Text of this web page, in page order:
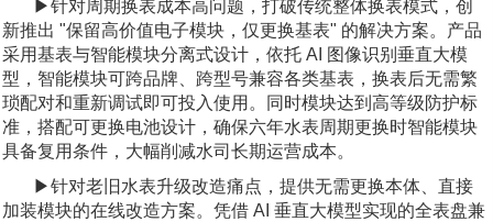
▶针对周期换表成本高问题，打破传统整体换表模式，创
新推出 "保留高价值电子模块，仅更换基表" 的解决方案。产品
采用基表与智能模块分离式设计，依托 AI 图像识别垂直大模
型，智能模块可跨品牌、跨型号兼容各类基表，换表后无需繁
琐配对和重新调试即可投入使用。同时模块达到高等级防护标
准，搭配可更换电池设计，确保六年水表周期更换时智能模块
具备复用条件，大幅削减水司长期运营成本。
▶针对老旧水表升级改造痛点，提供无需更换本体、直接
加装模块的在线改造方案。凭借 AI 垂直大模型实现的全表盘兼